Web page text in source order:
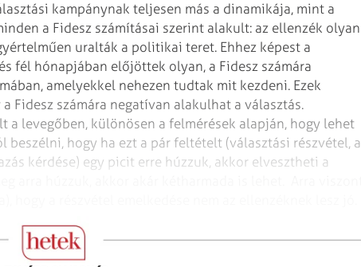
kampánynak teljesen más a dinamikája, mint a
a Fidesz számításai szerint alakult: az ellenzék olyan
uralták a politikai teret. Ehhez képest a
fél hónapjában előjöttek olyan, a Fidesz számára
amelyekkel nehezen tudtak mit kezdeni. Ezek
Fidesz számára negatívan alakulhat a választás.
a levegőben, különösen a felmérések alapján, hogy lehet
beszélni, hogy ha ezt a pár feltételt (választási részvétel, a
kérdése) egy picit erre húzzuk, akkor elvesztheti a